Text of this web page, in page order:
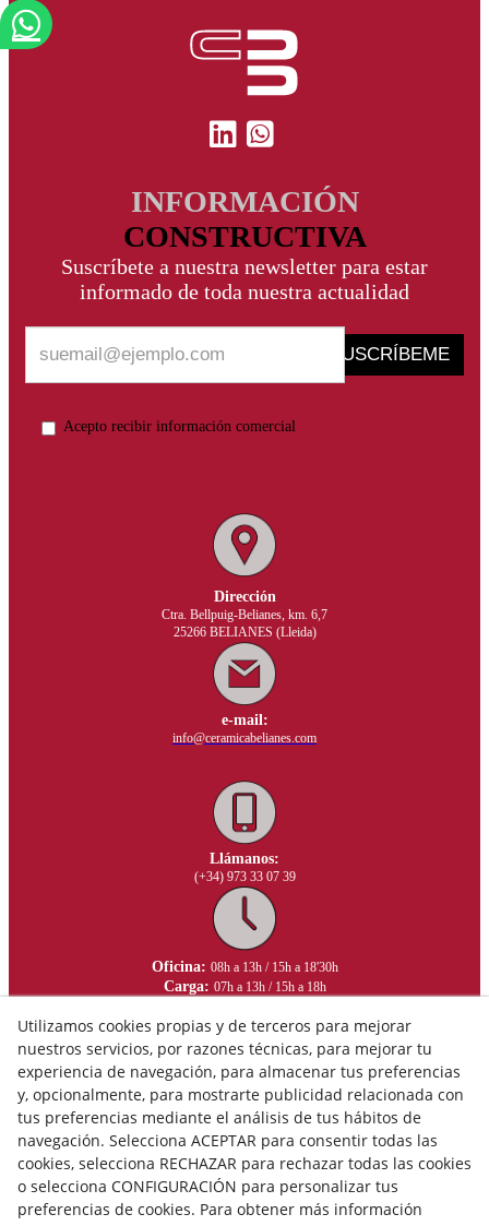
INFORMACIÓN
CONSTRUCTIVA
Suscríbete a nuestra newsletter para estar
informado de toda nuestra actualidad
SUSCRÍBEME
Acepto recibir información comercial
Dirección
Ctra. Bellpuig-Belianes, km. 6,7
25266 BELIANES (Lleida)
e-mail:
info@ceramicabelianes.com
Llámanos:
(+34) 973 33 07 39
Oficina: 08h a 13h / 15h a 18'30h
Carga: 07h a 13h / 15h a 18h
Utilizamos cookies propias y de terceros para mejorar
nuestros servicios, por razones técnicas, para mejorar tu
experiencia de navegación, para almacenar tus preferencias
y, opcionalmente, para mostrarte publicidad relacionada con
tus preferencias mediante el análisis de tus hábitos de
navegación. Selecciona ACEPTAR para consentir todas las
cookies, selecciona RECHAZAR para rechazar todas las cookies
o selecciona CONFIGURACIÓN para personalizar tus
preferencias de cookies. Para obtener más información